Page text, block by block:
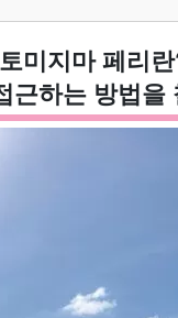
상황 확인 방법
가는 방법
황 설명
미지마 페리
근하는 방법을